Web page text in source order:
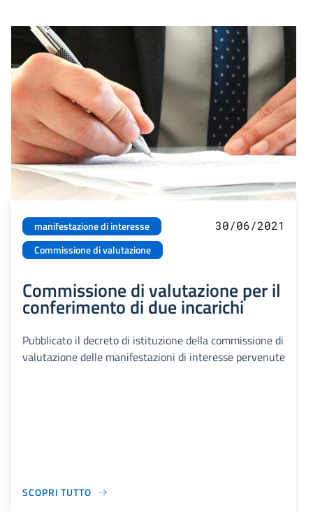
manifestazione di interesse
Commissione di valutazione
30/06/2021
Commissione di valutazione per il
conferimento di due incarichi
Pubblicato il decreto di istituzione della commissione di
valutazione delle manifestazioni di interesse pervenute
SCOPRI TUTTO